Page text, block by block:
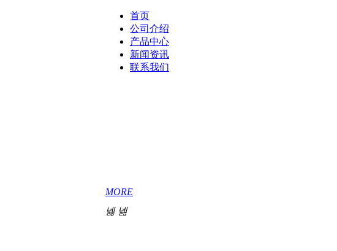
首页
公司介绍
产品中心
新闻资讯
联系我们
MORE
넳 넲